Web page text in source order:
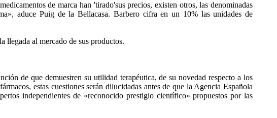
de marca han 'tirado'sus precios, existen otros, las denominadas
aduce Puig de la Bellacasa. Barbero cifra en un 10% las unidades de
llegada al mercado de sus productos.
de que demuestren su utilidad terapéutica, de su novedad respecto a los
estas cuestiones serán dilucidadas antes de que la Agencia Española
independientes de «reconocido prestigio científico» propuestos por las